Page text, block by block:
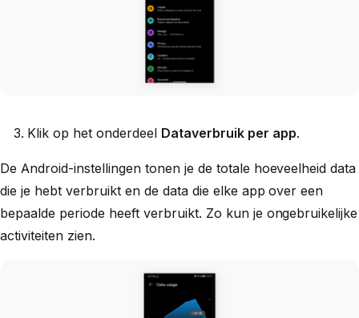
Klik op het onderdeel Dataverbruik per app.
De Android-instellingen tonen je de totale hoeveelheid data
die je hebt verbruikt en de data die elke app over een
bepaalde periode heeft verbruikt. Zo kun je ongebruikelijke
activiteiten zien.